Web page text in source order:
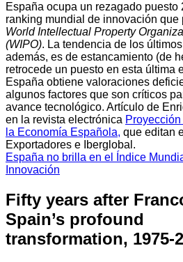
España ocupa un rezagado puesto
ranking mundial de innovación que
World Intellectual Property
(WIPO). La tendencia de los
además, es de estancamiento (de
retrocede un puesto en esta última
España obtiene valoraciones
algunos factores que son críticos
avance tecnológico. Artículo de
en la revista electrónica
la Economía Española, que editan
Exportadores e Iberglobal.
España no brilla en el Índice
Innovación
Fifty years after
Spain’s profound
transformation, 1975-